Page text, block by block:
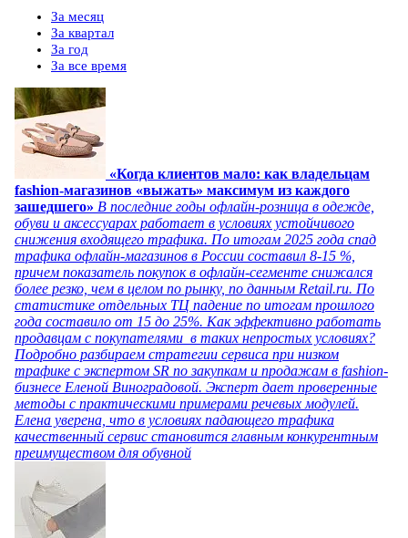
За месяц
За квартал
За год
За все время
«Когда клиентов мало: как владельцам
fashion-магазинов «выжать» максимум из каждого
зашедшего» В последние годы офлайн-розница в одежде,
обуви и аксессуарах работает в условиях устойчивого
снижения входящего трафика. По итогам 2025 года спад
трафика офлайн-магазинов в России составил 8-15 %,
причем показатель покупок в офлайн-сегменте снижался
более резко, чем в целом по рынку, по данным Retail.ru. По
статистике отдельных ТЦ падение по итогам прошлого
года составило от 15 до 25%. Как эффективно работать
продавцам с покупателями в таких непростых условиях?
Подробно разбираем стратегии сервиса при низком
трафике с экспертом SR по закупкам и продажам в fashion-
бизнесе Еленой Виноградовой. Эксперт дает проверенные
методы с практическими примерами речевых модулей.
Елена уверена, что в условиях падающего трафика
качественный сервис становится главным конкурентным
преимуществом для обувной